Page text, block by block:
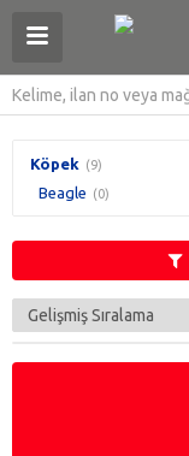
Köpek (9)
Beagle (0)